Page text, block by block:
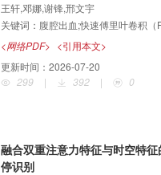
域与频域特征，为腹腔出血超声图像
案。”
王轩,邓娜,谢锋,邢文宇
关键词： 腹腔出血;快速傅里叶卷积（FFC）;多尺度表征;联合注意
<网络PDF> <引用本文>
更新时间： 2026-07-20
299
| 392 | 0
融合双重注意力特征与时空特
停识别